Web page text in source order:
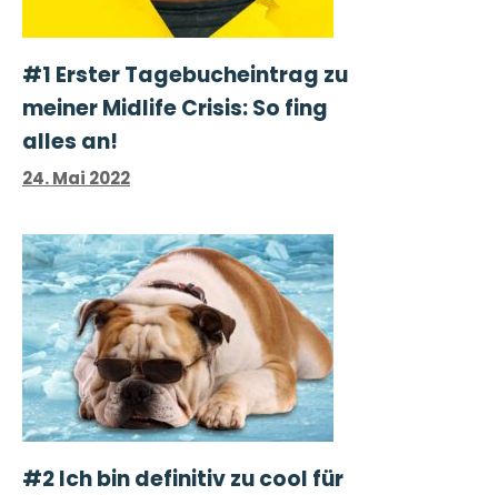
#1 Erster Tage­buch­ein­trag zu
meiner Midlife Crisis: So fing
alles an!
24. Mai 2022
#2 Ich bin definitiv zu cool für